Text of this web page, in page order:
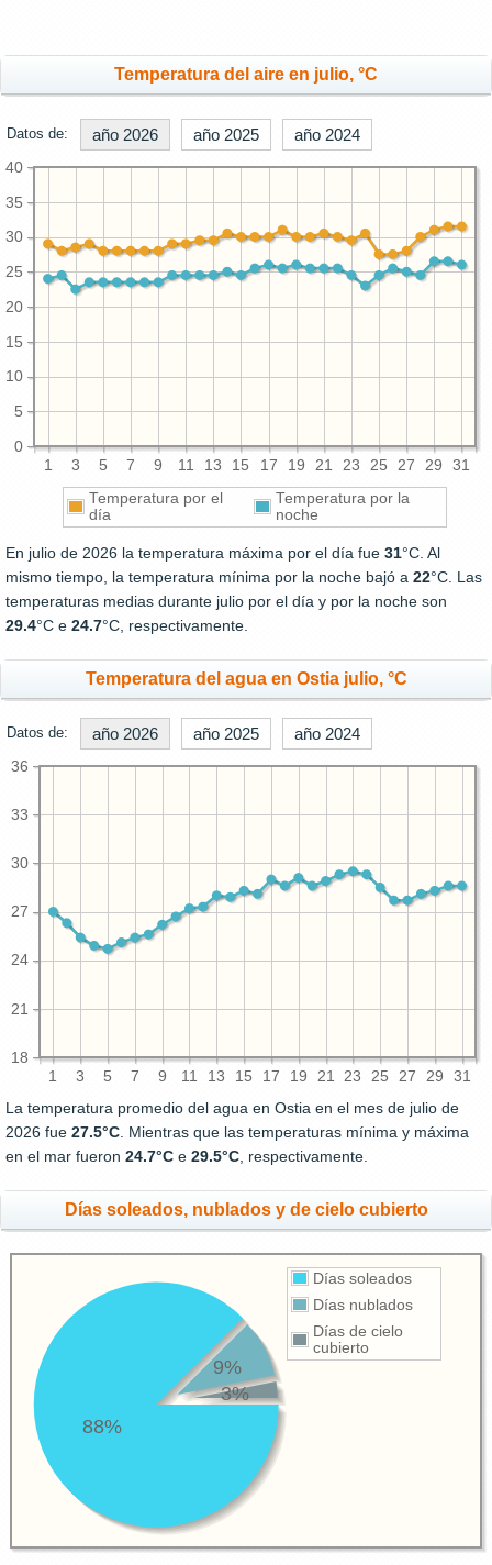
Temperatura del aire en julio, °C
Datos de: año 2026 año 2025 año 2024
1 3 5 7 9 11 13 15 17 19 21 23 25 27 29 31
0
5
10
15
20
25
30
35
40
Temperatura por el
día
Temperatura por la
noche
En julio de 2026 la temperatura máxima por el día fue 31°C. Al
mismo tiempo, la temperatura mínima por la noche bajó a 22°C. Las
temperaturas medias durante julio por el día y por la noche son
29.4°C e 24.7°C, respectivamente.
Temperatura del agua en Ostia julio, °C
Datos de: año 2026 año 2025 año 2024
1 3 5 7 9 11 13 15 17 19 21 23 25 27 29 31
18
21
24
27
30
33
36
La temperatura promedio del agua en Ostia en el mes de julio de
2026 fue 27.5°C. Mientras que las temperaturas mínima y máxima
en el mar fueron 24.7°C e 29.5°C, respectivamente.
Días soleados, nublados y de cielo cubierto
Días soleados
Días nublados
Días de cielo
cubierto
88%
9%
3%